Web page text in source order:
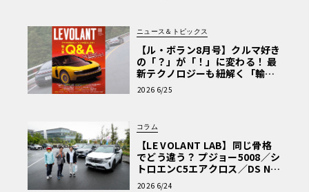
ニュース＆トピックス
【ル・ボラン8月号】クルマ好き
の「？」が「！」に変わる！ 最
新テクノロジーも紐解く「輸入
車Q&A」
2026 6/25
コラム
【LE VOLANT LAB】同じ骨格
でどう違う？ プジョー5008／シ
トロエンC5エアクロス／DS Nº4
読者一気乗りレポート
2026 6/24